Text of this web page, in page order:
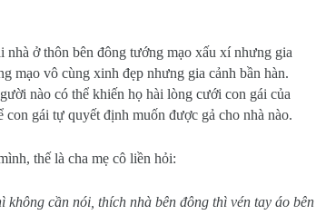
ở thôn bên đông tướng mạo xấu xí nhưng gia
mạo vô cùng xinh đẹp nhưng gia cảnh bần hàn.
nào có thể khiến họ hài lòng cưới con gái của
gái tự quyết định muốn được gả cho nhà nào.
thế là cha mẹ cô liền hỏi:
cần nói, thích nhà bên đông thì vén tay áo bên